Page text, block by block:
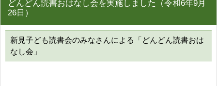
どんどん読書おはなし会を実施しました（令和6年9月
26日）
新見子ども読書会のみなさんによる「どんどん読書おは
なし会」